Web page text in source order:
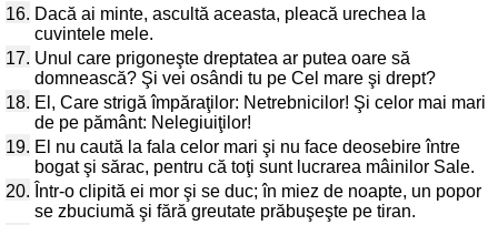
16. Dacă ai minte, ascultă aceasta, pleacă urechea la
cuvintele mele.
17. Unul care prigoneşte dreptatea ar putea oare să
domnească? Şi vei osândi tu pe Cel mare şi drept?
18. El, Care strigă împăraţilor: Netrebnicilor! Şi celor mai mari
de pe pământ: Nelegiuiţilor!
19. El nu caută la fala celor mari şi nu face deosebire între
bogat şi sărac, pentru că toţi sunt lucrarea mâinilor Sale.
20. Într-o clipită ei mor şi se duc; în miez de noapte, un popor
se zbuciumă şi fără greutate prăbuşeşte pe tiran.